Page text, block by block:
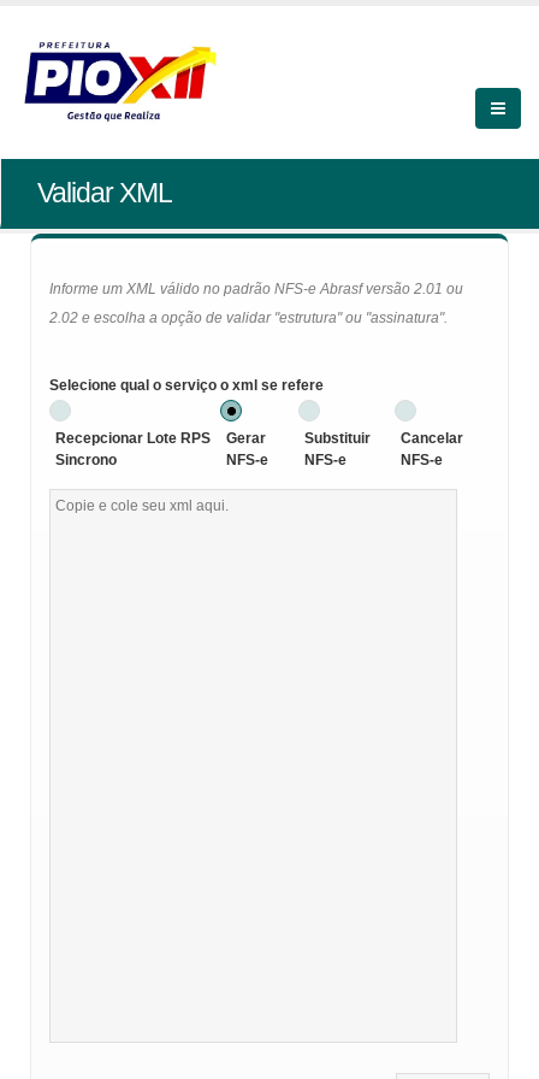
Validar XML
Informe um XML válido no padrão NFS-e Abrasf versão 2.01 ou
2.02 e escolha a opção de validar "estrutura" ou "assinatura".
Selecione qual o serviço o xml se refere
Recepcionar Lote RPS
Sincrono
Gerar
NFS-e
Substituir
NFS-e
Cancelar
NFS-e